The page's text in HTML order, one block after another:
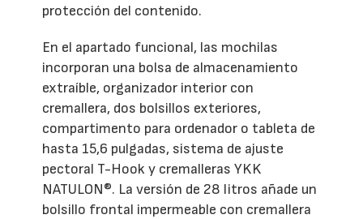
protección del contenido.
En el apartado funcional, las mochilas
incorporan una bolsa de almacenamiento
extraíble, organizador interior con
cremallera, dos bolsillos exteriores,
compartimento para ordenador o tableta de
hasta 15,6 pulgadas, sistema de ajuste
pectoral T-Hook y cremalleras YKK
NATULON®. La versión de 28 litros añade un
bolsillo frontal impermeable con cremallera